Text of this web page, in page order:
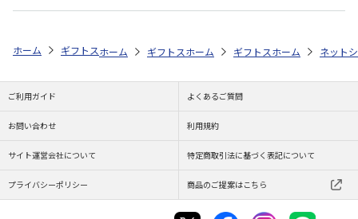
ホーム ギフトストア お中元・夏ギフト特集 2026 おすすめ ご当地
ホーム ギフトストア お中元・夏ギフト特集 2026
ホーム ギフトストア お中元・
ホーム ネット
ご利用ガイド よくあるご質問
お問い合わせ 利用規約
サイト運営会社について 特定商取引法に基づく表記について
プライバシーポリシー 商品のご提案はこちら